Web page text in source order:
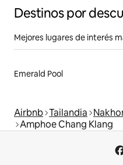
Destinos por
Mejores lugares de interés
Emerald Pool
Airbnb Tailandia
Amphoe Chang Klang